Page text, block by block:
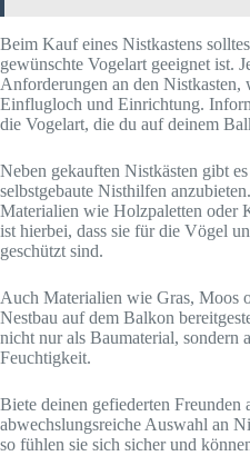
Beim Kauf eines Nistkastens
gewünschte Vogelart geeignet ist.
Anforderungen an den Nistkasten,
Einflugloch und Einrichtung.
die Vogelart, die du auf deinem
Neben gekauften Nistkästen gibt
selbstgebaute Nisthilfen
Materialien wie Holzpaletten oder
ist hierbei, dass sie für die Vögel
geschützt sind.
Auch Materialien wie Gras, Moos
Nestbau auf dem Balkon
nicht nur als Baumaterial, sondern
Feuchtigkeit.
Biete deinen gefiederten Freunden
abwechslungsreiche Auswahl an
so fühlen sie sich sicher und